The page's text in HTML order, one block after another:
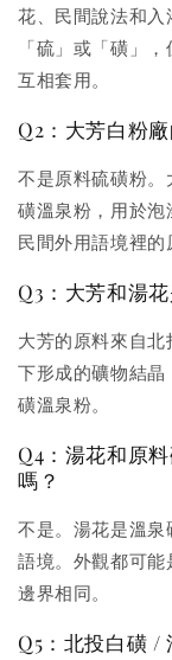
花、民間說法和
「硫」或「磺」
互相套用。
Q2：大芳白粉
不是原料硫磺粉
磺溫泉粉，用於
民間外用語境裡的
Q3：大芳和湯
大芳的原料來自
下形成的礦物結
磺溫泉粉。
Q4：湯花和原
嗎？
不是。湯花是溫
語境。外觀都可
邊界相同。
Q5：北投白磺 /